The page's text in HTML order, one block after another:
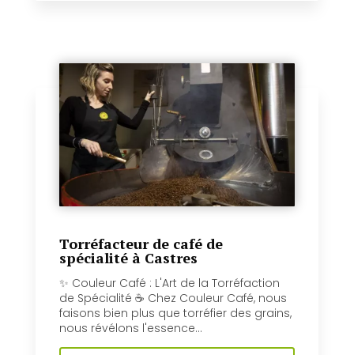
Torréfacteur de café de
spécialité à Castres
✨ Couleur Café : L'Art de la Torréfaction
de Spécialité ☕️ Chez Couleur Café, nous
faisons bien plus que torréfier des grains,
nous révélons l'essence...